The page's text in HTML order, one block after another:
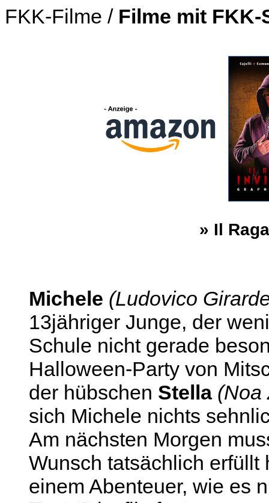
FKK-Filme / Filme mit FKK-
» Il
Michele (Ludovico
13jähriger Junge, der
Schule nicht gerade
Halloween-Party von
der hübschen Stella (Noa
sich Michele nichts
Am nächsten Morgen
Wunsch tatsächlich erfüllt
einem Abenteuer, wie es